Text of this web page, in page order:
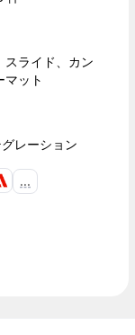
ズ
スライド、カン
マット
レーション
…